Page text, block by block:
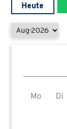
Heute
Mo Di